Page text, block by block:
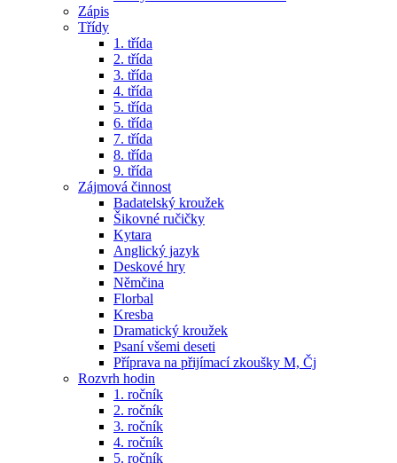
Zápis
Třídy
1. třída
2. třída
3. třída
4. třída
5. třída
6. třída
7. třída
8. třída
9. třída
Zájmová činnost
Badatelský kroužek
Šikovné ručičky
Kytara
Anglický jazyk
Deskové hry
Němčina
Florbal
Kresba
Dramatický kroužek
Psaní všemi deseti
Příprava na přijímací zkoušky M, Čj
Rozvrh hodin
1. ročník
2. ročník
3. ročník
4. ročník
5. ročník